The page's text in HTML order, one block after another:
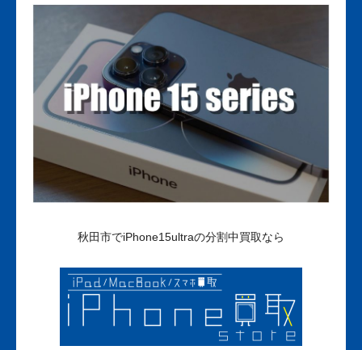
秋田市でiPhone15ultraの分割中買取なら